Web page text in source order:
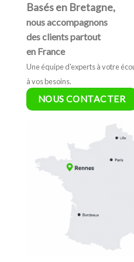
Basés en Bretagne,
nous accompagnons
des clients partout
en France
Une équipe d'experts à votre
à vos besoins.
NOUS CONTACTER